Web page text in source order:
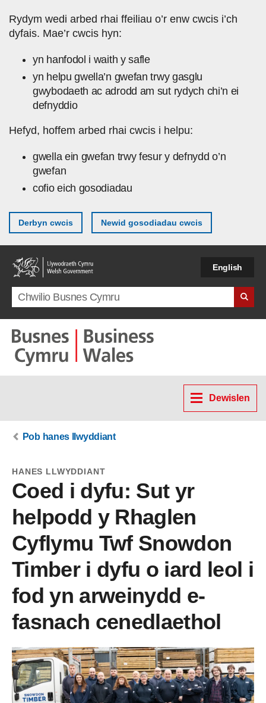
Rydym wedi arbed rhai ffeiliau o’r enw cwcis i’ch
dyfais. Mae’r cwcis hyn:
yn hanfodol i waith y safle
yn helpu gwella’n gwefan trwy gasglu
gwybodaeth ac adrodd am sut rydych chi’n ei
defnyddio
Hefyd, hoffem arbed rhai cwcis i helpu:
gwella ein gwefan trwy fesur y defnydd o’n
gwefan
cofio eich gosodiadau
Derbyn cwcis Newid gosodiadau cwcis
English
Search term
Dewislen
Pob hanes llwyddiant
HANES LLWYDDIANT
Coed i dyfu: Sut yr
helpodd y Rhaglen
Cyflymu Twf Snowdon
Timber i dyfu o iard leol i
fod yn arweinydd e-
fasnach cenedlaethol